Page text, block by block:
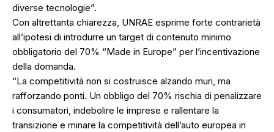
diverse tecnologie”.
Con altrettanta chiarezza, UNRAE esprime forte contrarietà
all’ipotesi di introdurre un target di contenuto minimo
obbligatorio del 70% “Made in Europe” per l’incentivazione
della domanda.
“La competitività non si costruisce alzando muri, ma
rafforzando ponti. Un obbligo del 70% rischia di penalizzare
i consumatori, indebolire le imprese e rallentare la
transizione e minare la competitività dell’auto europea in